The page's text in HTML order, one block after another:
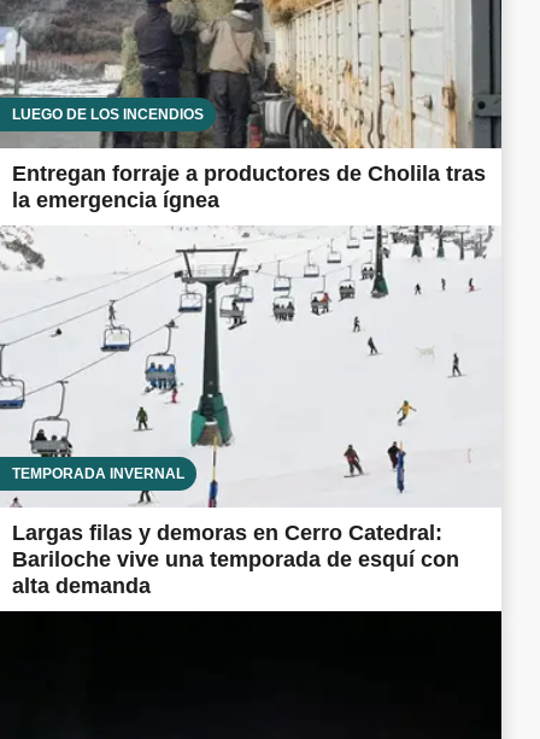
LUEGO DE LOS INCENDIOS
Entregan forraje a productores de Cholila tras
la emergencia ígnea
TEMPORADA INVERNAL
Largas filas y demoras en Cerro Catedral:
Bariloche vive una temporada de esquí con
alta demanda